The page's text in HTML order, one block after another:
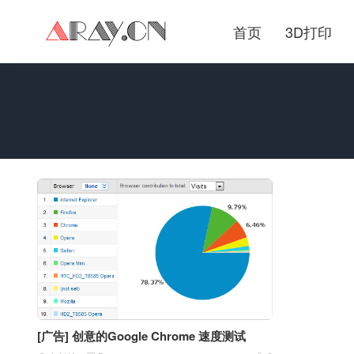
首页 3D打印
[广告] 创意的Google Chrome 速度测试